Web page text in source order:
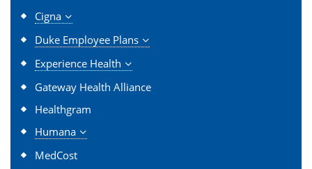
Cigna
Duke Employee Plans
Experience Health
Gateway Health Alliance
Healthgram
Humana
MedCost